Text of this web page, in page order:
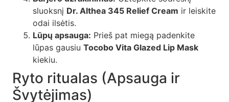
sluoksnį Dr. Althea 345 Relief Cream ir leiskite
odai ilsėtis.
Lūpų apsauga: Prieš pat miegą padenkite
lūpas gausiu Tocobo Vita Glazed Lip Mask
kiekiu.
Ryto ritualas (Apsauga ir
Švytėjimas)